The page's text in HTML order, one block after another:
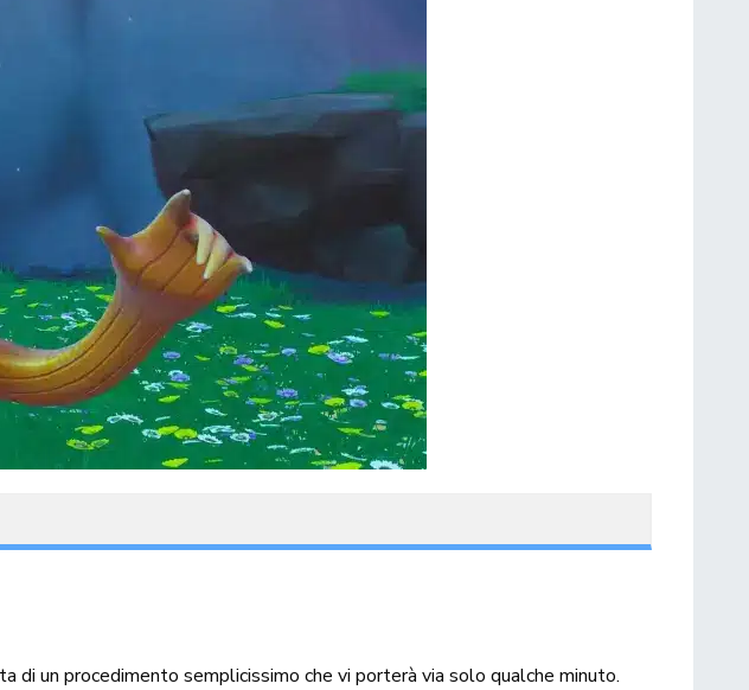
di un procedimento semplicissimo che vi porterà via solo qualche minuto.